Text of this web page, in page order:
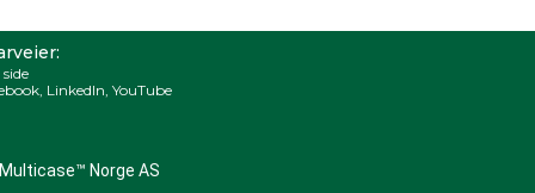
, LinkedIn YouTube
Norge AS